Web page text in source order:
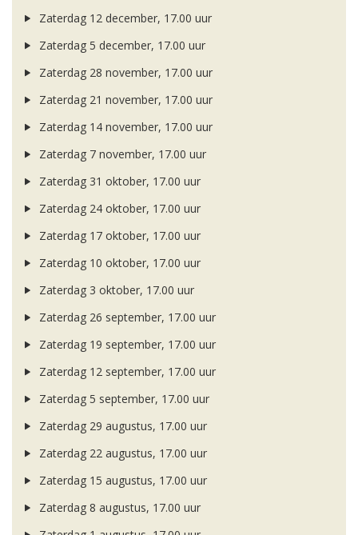
Zaterdag 12 december, 17.00 uur
Zaterdag 5 december, 17.00 uur
Zaterdag 28 november, 17.00 uur
Zaterdag 21 november, 17.00 uur
Zaterdag 14 november, 17.00 uur
Zaterdag 7 november, 17.00 uur
Zaterdag 31 oktober, 17.00 uur
Zaterdag 24 oktober, 17.00 uur
Zaterdag 17 oktober, 17.00 uur
Zaterdag 10 oktober, 17.00 uur
Zaterdag 3 oktober, 17.00 uur
Zaterdag 26 september, 17.00 uur
Zaterdag 19 september, 17.00 uur
Zaterdag 12 september, 17.00 uur
Zaterdag 5 september, 17.00 uur
Zaterdag 29 augustus, 17.00 uur
Zaterdag 22 augustus, 17.00 uur
Zaterdag 15 augustus, 17.00 uur
Zaterdag 8 augustus, 17.00 uur